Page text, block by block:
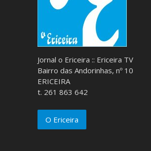
Jornal o Ericeira :: Ericeira TV
Bairro das Andorinhas, nº 10
ERICEIRA
t. 261 863 642
O Ericeira